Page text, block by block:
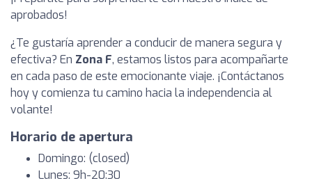
aprobados!
¿Te gustaría aprender a conducir de manera segura y
efectiva? En Zona F, estamos listos para acompañarte
en cada paso de este emocionante viaje. ¡Contáctanos
hoy y comienza tu camino hacia la independencia al
volante!
Horario de apertura
Domingo: (closed)
Lunes: 9h-20:30